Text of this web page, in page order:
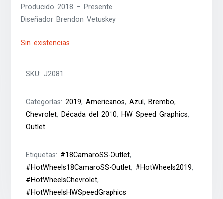
Producido 2018 – Presente
Diseñador Brendon Vetuskey
Sin existencias
SKU:J2081
Categorías:2019,Americanos,Azul, Brembo,
Chevrolet, Década del 2010, HW Speed Graphics,
Outlet
Etiquetas: #18CamaroSS-Outlet,
#HotWheels18CamaroSS-Outlet, #HotWheels2019,
#HotWheelsChevrolet,
#HotWheelsHWSpeedGraphics